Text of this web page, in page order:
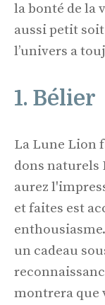
la bonté de la
aussi petit
l’univers a
1. Bélier
La Lune Lion
dons naturels
aurez
et faites est
un cadeau
montrera que